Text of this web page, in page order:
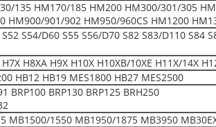
135 HM170/185 HM200 HM300/301/305
HM900/901/902 HM950/960CS HM1200
S54/D60 S55 S56/D70 S82 S83/D110 S84
H8XA H9X H10X H10XB/10XE H11X/14X
HB12 HB19 MES1800 HB27 MES2500
BRP100 BRP130 BRP125 BRH250
MB1500/1550 MB1950/1875 MB3950